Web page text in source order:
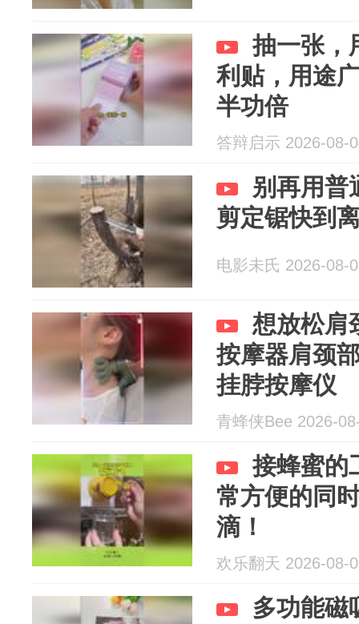
抽一张，
利贴，用途
半功倍
答辩启示 2026-08-
别再用普
剪定锯快到
电影未氏 2026-08-
想放松肩
按摩器肩颈
挂脖按摩仪
青蜂侠Bee 2026-
接蜂蜜的
常方便的同
滴！
欢乐翻天 2026-08-
多功能磁